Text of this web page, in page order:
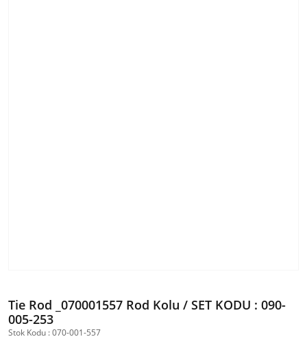
Tie Rod _070001557 Rod Kolu / SET KODU : 090-
005-253
Stok Kodu : 070-001-557